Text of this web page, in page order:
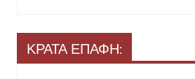
ΚΡΑΤΑ ΕΠΑΦΗ: